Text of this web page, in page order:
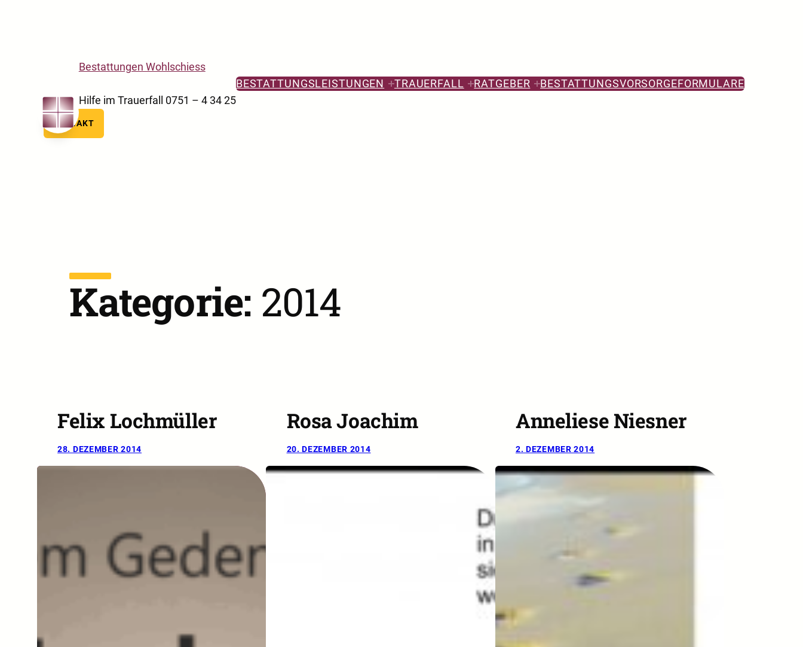
Bestattungen Wohlschiess
Hilfe im Trauerfall 0751 – 4 34 25
BESTATTUNGSLEISTUNGEN TRAUERFALL RATGEBER BESTATTUNGSVORSORGEFORMULARE
KONTAKT
Kategorie: 2014
Felix Lochmüller
28. DEZEMBER 2014
Rosa Joachim
20. DEZEMBER 2014
Anneliese Niesner
2. DEZEMBER 2014